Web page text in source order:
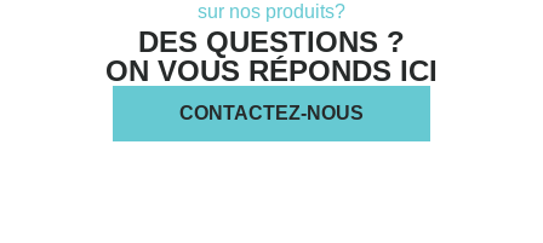
Besoin d'aide avec votre commande? Besoin d'informations
sur nos produits?
DES QUESTIONS ?
ON VOUS RÉPONDS ICI
CONTACTEZ-NOUS